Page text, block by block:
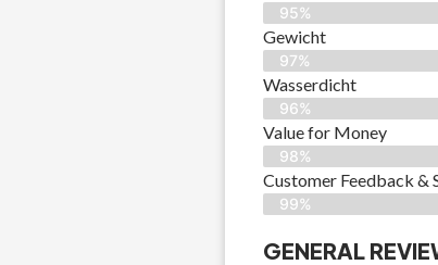
95%
Gewicht
97%
Wasserdicht
96%
Value for Money
98%
Customer Feedback &
99%
GENERAL